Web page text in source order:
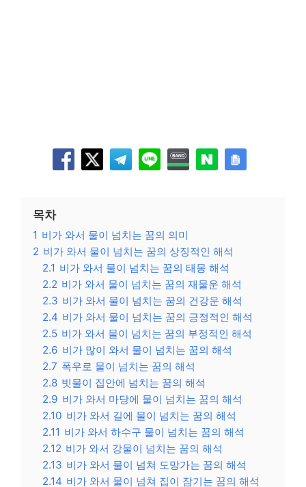
목차
1 비가 와서 물이 넘치는 꿈의 의미
2 비가 와서 물이 넘치는 꿈의 상징적인 해석
2.1 비가 와서 물이 넘치는 꿈의 태몽 해석
2.2 비가 와서 물이 넘치는 꿈의 재물운 해석
2.3 비가 와서 물이 넘치는 꿈의 건강운 해석
2.4 비가 와서 물이 넘치는 꿈의 긍정적인 해석
2.5 비가 와서 물이 넘치는 꿈의 부정적인 해석
2.6 비가 많이 와서 물이 넘치는 꿈의 해석
2.7 폭우로 물이 넘치는 꿈의 해석
2.8 빗물이 집안에 넘치는 꿈의 해석
2.9 비가 와서 마당에 물이 넘치는 꿈의 해석
2.10 비가 와서 길에 물이 넘치는 꿈의 해석
2.11 비가 와서 하수구 물이 넘치는 꿈의 해석
2.12 비가 와서 강물이 넘치는 꿈의 해석
2.13 비가 와서 물이 넘쳐 도망가는 꿈의 해석
2.14 비가 와서 물이 넘쳐 집이 잠기는 꿈의 해석